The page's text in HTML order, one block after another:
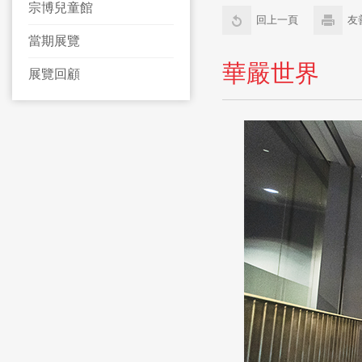
宗博兒童館
當期展覽
展覽回顧
回上一頁 友
華嚴世界